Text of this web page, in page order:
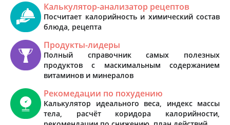
Калькулятор-анализатор рецептов
Посчитает калорийность и химический состав
блюда, рецепта
Продукты-лидеры
Полный справочник самых полезных
продуктов с маскимальным содержанием
витаминов и минералов
Рекомедации по похудению
Калькулятор идеального веса, индекс массы
тела, расчёт коридора калорийности,